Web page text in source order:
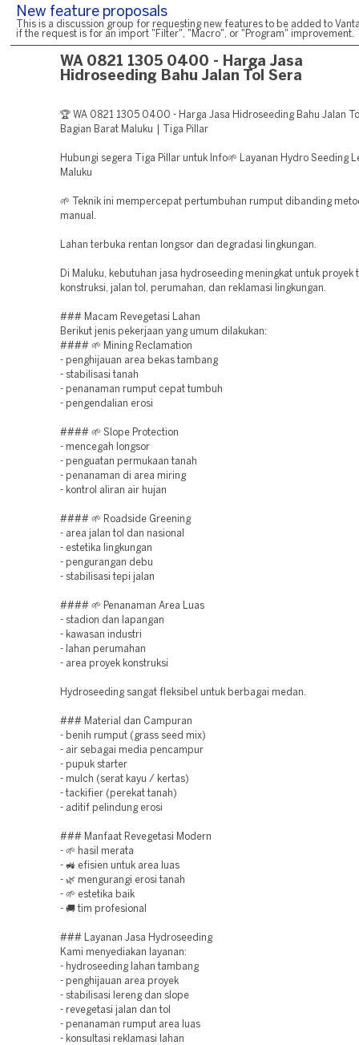
New feature proposals
This is a discussion group for requesting new features to be added to
if the request is for an import "Filter", "Macro", or "Program" improvement.
WA 0821 1305 0400 - Harga Jasa
Hidroseeding Bahu Jalan Tol Sera
🏆 WA 0821 1305 0400 - Harga Jasa Hidroseeding Bahu Jalan
Bagian Barat Maluku | Tiga Pillar
Hubungi segera Tiga Pillar untuk Info🌱 Layanan Hydro Seeding
Maluku
🌱 Teknik ini mempercepat pertumbuhan rumput dibanding
manual.
Lahan terbuka rentan longsor dan degradasi lingkungan.
Di Maluku, kebutuhan jasa hydroseeding meningkat untuk proyek
konstruksi, jalan tol, perumahan, dan reklamasi lingkungan.
### Macam Revegetasi Lahan
Berikut jenis pekerjaan yang umum dilakukan:
#### 🌱 Mining Reclamation
- penghijauan area bekas tambang
- stabilisasi tanah
- penanaman rumput cepat tumbuh
- pengendalian erosi
#### 🌱 Slope Protection
- mencegah longsor
- penguatan permukaan tanah
- penanaman di area miring
- kontrol aliran air hujan
#### 🌱 Roadside Greening
- area jalan tol dan nasional
- estetika lingkungan
- pengurangan debu
- stabilisasi tepi jalan
#### 🌱 Penanaman Area Luas
- stadion dan lapangan
- kawasan industri
- lahan perumahan
- area proyek konstruksi
Hydroseeding sangat fleksibel untuk berbagai medan.
### Material dan Campuran
- benih rumput (grass seed mix)
- air sebagai media pencampur
- pupuk starter
- mulch (serat kayu / kertas)
- tackifier (perekat tanah)
- aditif pelindung erosi
### Manfaat Revegetasi Modern
- 🌱 hasil merata
- 🚜 efisien untuk area luas
- 🌿 mengurangi erosi tanah
- 🌱 estetika baik
- 🚚 tim profesional
### Layanan Jasa Hydroseeding
Kami menyediakan layanan:
- hydroseeding lahan tambang
- penghijauan area proyek
- stabilisasi lereng dan slope
- revegetasi jalan dan tol
- penanaman rumput area luas
- konsultasi reklamasi lahan